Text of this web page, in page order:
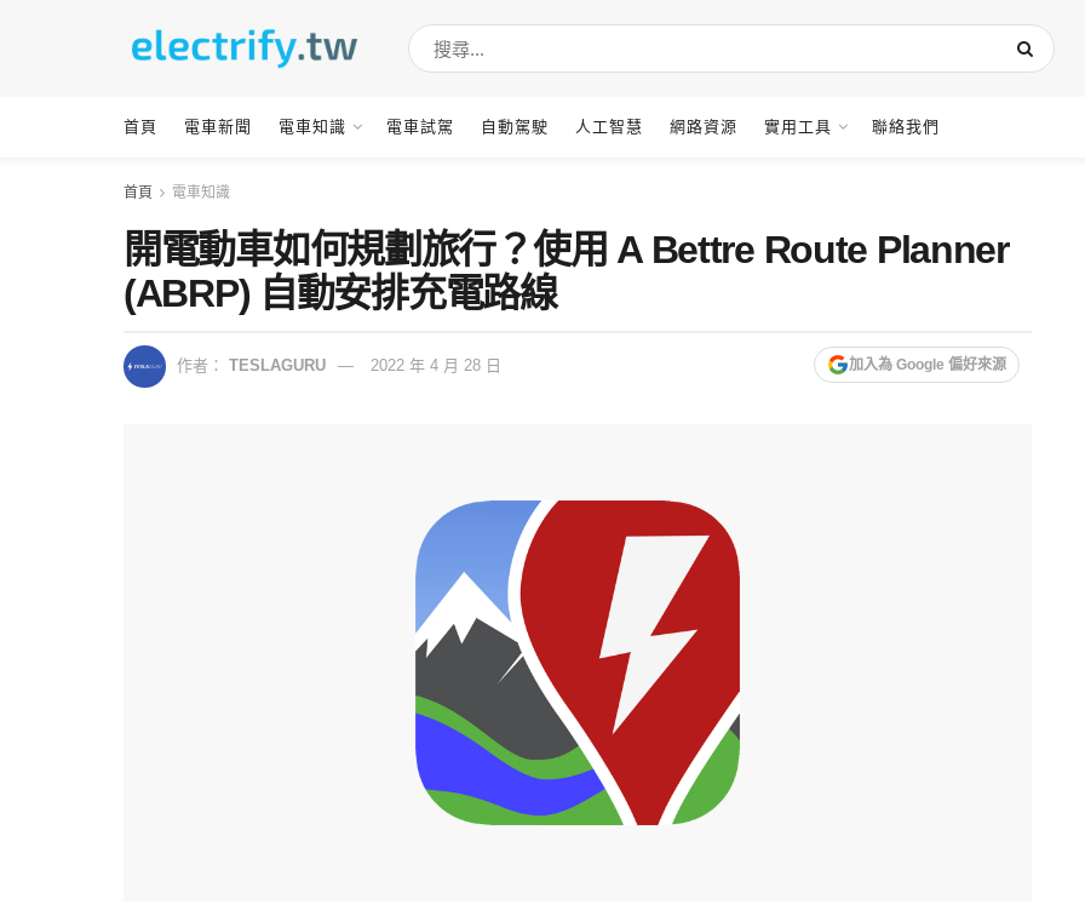
首頁 電車新聞 電車知識 電車試駕 自動駕駛 人工智慧 網路資源 實用工具 聯絡我們
首頁 電車知識
開電動車如何規劃旅行？使用 A Bettre Route Planner
(ABRP) 自動安排充電路線
作者： TESLAGURU 2022 年 4 月 28 日 加入為 Google 偏好來源